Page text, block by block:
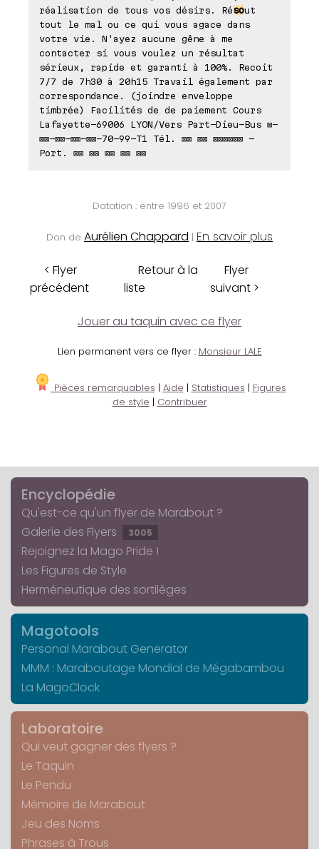
réalisation de tous vos désirs. Résout
tout le mal ou ce qui vous agace dans
votre vie. N'ayez aucune gêne à me
contacter si vous voulez un résultat
sérieux, rapide et garanti à 100%. Recoit
7/7 de 7h30 à 20h15 Travail également par
correspondance. (joindre enveloppe
timbrée) Facilités de de paiement Cours
Lafayette-69006 LYON/Vers Part-Dieu-Bus ⊠-
⊠⊠-⊠⊠-⊠⊠-⊠⊠-70-99-T1 Tél. ⊠⊠ ⊠⊠ ⊠⊠⊠⊠⊠⊠ -
Port. ⊠⊠ ⊠⊠ ⊠⊠ ⊠⊠ ⊠⊠
Datation : entre 1996 et 2007
Don de Aurélien Chappard | En savoir plus
< Flyer
précédent
Retour à la
liste
Flyer
suivant >
Jouer au taquin avec ce flyer
Lien permanent vers ce flyer : Monsieur LALE
Pièces remarquables | Aide | Statistiques | Figures
de style | Contribuer
Encyclopédie
Qu'est-ce qu'un flyer de Marabout ?
Galerie des Flyers
3005
Rejoignez la Mago Pride !
Les Figures de Style
Herméneutique des sortilèges
Magotools
Personal Marabout Generator
MMM : Maraboutage Mondial de Mégabambou
La MagoClock
Laboratoire
Qui veut gagner des flyers ?
Le Taquin
Le Pendu
Mémoire de Marabout
Jeu des Noms
Phrases à Trous